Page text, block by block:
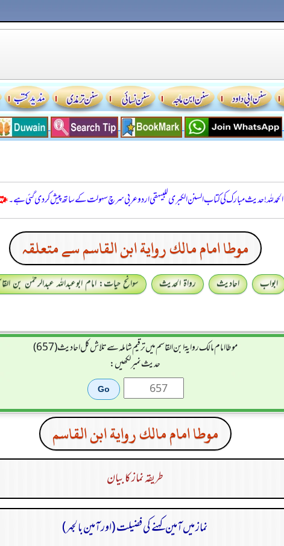
الحمدللہ! حدیث مبارک کی کتاب السنن الكبرى للبيهقي اردو عربی سرچ سہولت کے ساتھ پیش کر دی گئی ہے۔
موطا امام مالك رواية ابن القاسم سے متعلقہ
ابواب احادیث رواۃ الحدیث
سوانح حیات: امام ابوعبداللہ عبدالرحمٰن بن
موطا امام مالك رواية ابن القاسم میں ترقیم شاملہ سے تلاش کل احادیث (657)
حدیث نمبر لکھیں:
موطا امام مالك رواية ابن القاسم
طریقہ نماز کا بیان
نماز میں آمین کہنے کی فضیلت (اور آمین بالجہر)